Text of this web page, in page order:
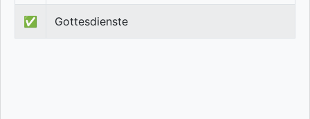
✅ Gottesdienste